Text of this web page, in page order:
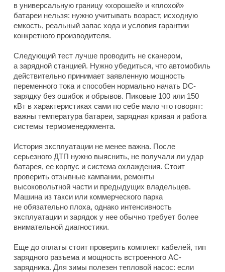
в универсальную границу «хорошей» и «плохой»
батареи нельзя: нужно учитывать возраст, исходную
емкость, реальный запас хода и условия гарантии
конкретного производителя.
Следующий тест лучше проводить не сканером,
а зарядной станцией. Нужно убедиться, что автомобиль
действительно принимает заявленную мощность
переменного тока и способен нормально начать DC-
зарядку без ошибок и обрывов. Пиковые 100 или 150
кВт в характеристиках сами по себе мало что говорят:
важны температура батареи, зарядная кривая и работа
системы термоменеджмента.
История эксплуатации не менее важна. После
серьезного ДТП нужно выяснить, не получали ли удар
батарея, ее корпус и система охлаждения. Стоит
проверить отзывные кампании, ремонты
высоковольтной части и предыдущих владельцев.
Машина из такси или коммерческого парка
не обязательно плоха, однако интенсивность
эксплуатации и зарядок у нее обычно требует более
внимательной диагностики.
Еще до оплаты стоит проверить комплект кабелей, тип
зарядного разъема и мощность встроенного AC-
зарядника. Для зимы полезен тепловой насос: если